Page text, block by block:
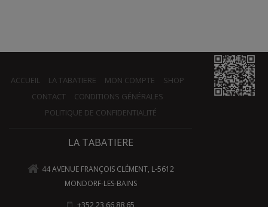
ACCUEIL LA TABATIERE MON COMPTE
SHOP
CONTACT
CONDITIONS GÉNÉRALES
POLITIQUE DE CONFIDENTIALITÉ
LA TABATIERE
44 AVENUE FRANÇOIS CLÉMENT, L-5612
MONDORF-LES-BAINS
+352 23 66 88 65